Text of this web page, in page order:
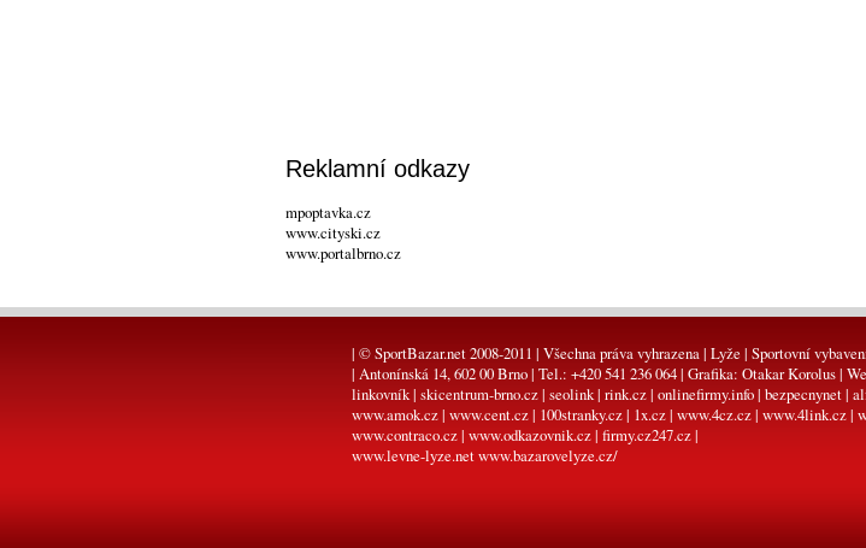
Reklamní odkazy
mpoptavka.cz
www.cityski.cz
www.portalbrno.cz
| © SportBazar.net 2008-2011 | Všechna práva vyhrazena | Lyže | Sportovní
| Antonínská 14, 602 00 Brno | Tel.: +420 541 236 064 | Grafika: Otakar Korolus|
linkovník| skicentrum-brno.cz| seolink| rink.cz| onlinefirmy.info| bezpecnynet|
www.amok.cz| www.cent.cz| 100stranky.cz| 1x.cz| www.4cz.cz| www.4link.cz|
www.contraco.cz| www.odkazovnik.cz| firmy.cz247.cz|
www.levne-lyze.netwww.bazarovelyze.cz/